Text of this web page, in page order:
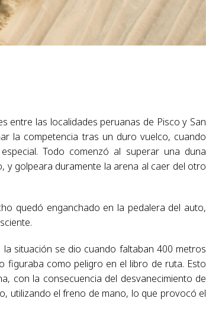
entre las localidades peruanas de Pisco y San
la competencia tras un duro vuelco, cuando
Todo comenzó al superar una duna
y golpeara duramente la arena al caer del otro
quedó enganchado en la pedalera del auto,
situación se dio cuando faltaban 400 metros
figuraba como peligro en el libro de ruta. Esto
con la consecuencia del desvanecimiento de
utilizando el freno de mano, lo que provocó el